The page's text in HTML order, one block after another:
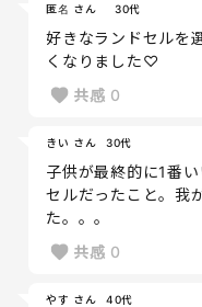
匿名 さん 30代
好きなランドセルを
くなりました♡
共感 0
きい さん 30代
子供が最終的に1番
セルだったこと。我
た。。。
共感 0
やす さん 40代